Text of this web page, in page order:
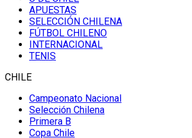
APUESTAS
SELECCIÓN CHILENA
FÚTBOL CHILENO
INTERNACIONAL
TENIS
CHILE
Campeonato Nacional
Selección Chilena
Primera B
Copa Chile